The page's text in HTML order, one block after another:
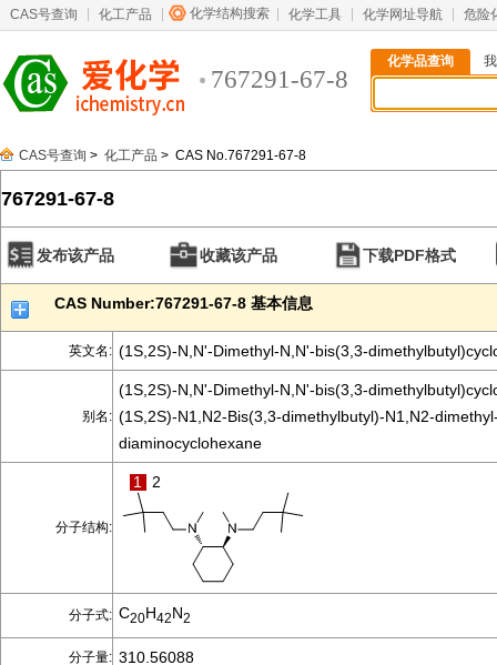
CAS号查询 化工产品 化学结构搜索 化学工具 化学网址导航 危险
767291-67-8
化学品查询
CAS号查询 > 化工产品 > CAS No.767291-67-8
767291-67-8
发布该产品 收藏该产品 下载PDF格式
CAS Number:767291-67-8 基本信息
英文名: (1S,2S)-N,N'-Dimethyl-N,N'-bis(3,3-
别名:
(1S,2S)-N,N'-Dimethyl-N,N'-bis(3,3-
(1S,2S)-N1,N2-Bis(3,3-dimethylbutyl)-N1,N2-
diaminocyclohexane
分子结构:
1 2
分子式: C20H42N2
分子量: 310.56088